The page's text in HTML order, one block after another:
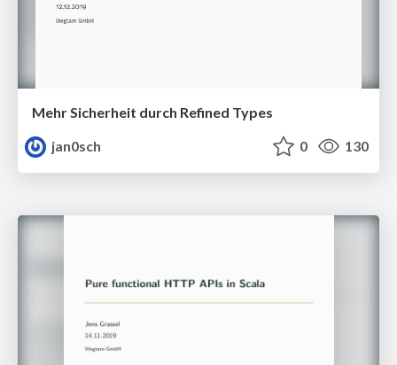
Mehr Sicherheit durch Refined Types
jan0sch
0 130